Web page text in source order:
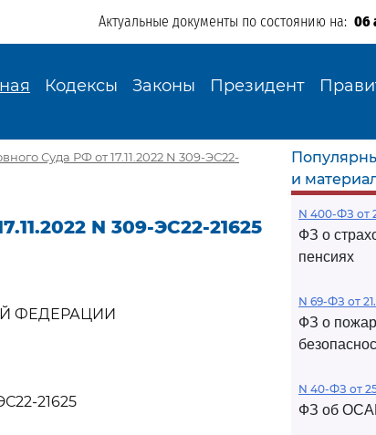
Актуальные документы по состоянию на: 06
Кодексы Законы Президент
Суда РФ от 17.11.2022 N 309-ЭС22-
N 309-ЭС22-21625
ФЕДЕРАЦИИ
21625
и
N 400-ФЗ от
ФЗ о
пенсиях
N 69-ФЗ от
ФЗ о
N 40-ФЗ от
ФЗ об